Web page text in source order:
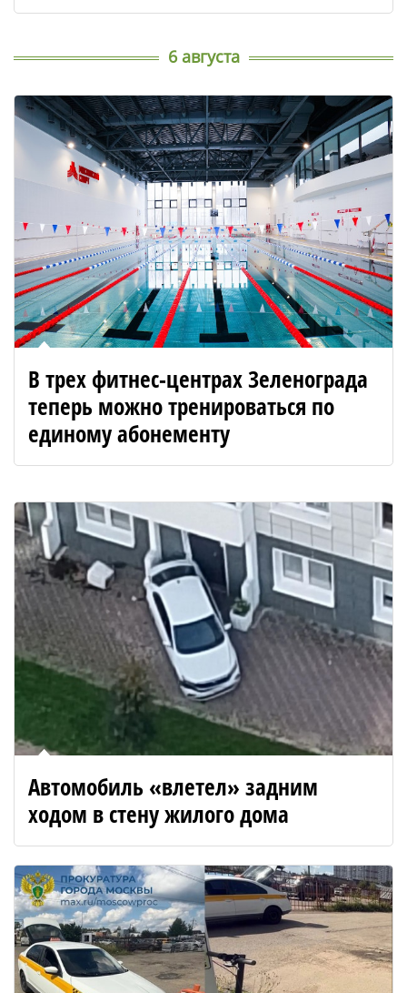
6 августа
В трех фитнес-центрах Зеленограда
теперь можно тренироваться по
единому абонементу
Автомобиль «влетел» задним
ходом в стену жилого дома